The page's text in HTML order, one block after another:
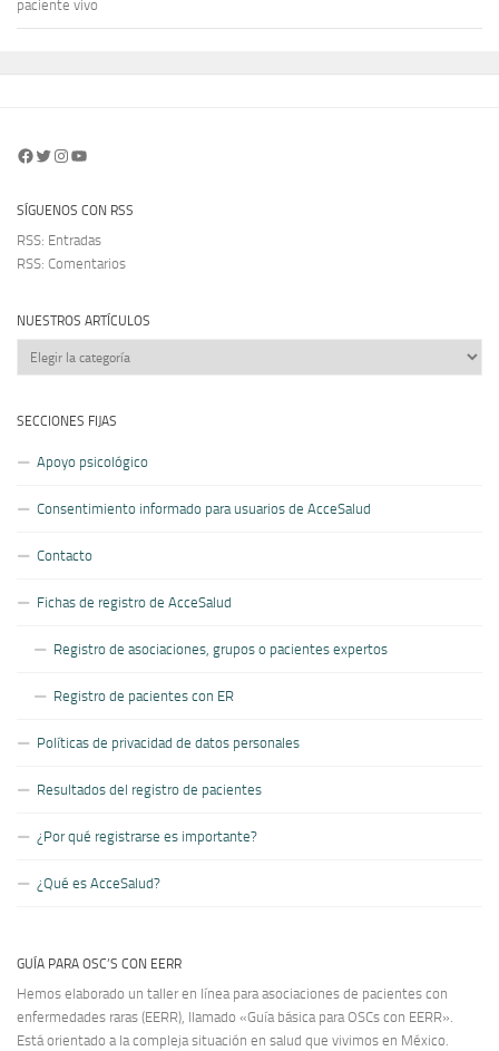
paciente vivo
Facebook
Twitter
Instagram
YouTube
SÍGUENOS CON RSS
RSS: Entradas
RSS: Comentarios
NUESTROS ARTÍCULOS
Nuestros
artículos
SECCIONES FIJAS
Apoyo psicológico
Consentimiento informado para usuarios de AcceSalud
Contacto
Fichas de registro de AcceSalud
Registro de asociaciones, grupos o pacientes expertos
Registro de pacientes con ER
Políticas de privacidad de datos personales
Resultados del registro de pacientes
¿Por qué registrarse es importante?
¿Qué es AcceSalud?
GUÍA PARA OSC’S CON EERR
Hemos elaborado un taller en línea para asociaciones de pacientes con
enfermedades raras (EERR), llamado «Guía básica para OSCs con EERR».
Está orientado a la compleja situación en salud que vivimos en México.